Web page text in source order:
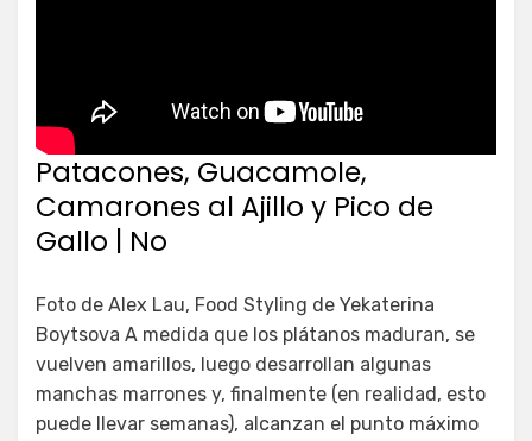
Patacones, Guacamole,
Camarones al Ajillo y Pico de
Gallo | No
Foto de Alex Lau, Food Styling de Yekaterina
Boytsova A medida que los plátanos maduran, se
vuelven amarillos, luego desarrollan algunas
manchas marrones y, finalmente (en realidad, esto
puede llevar semanas), alcanzan el punto máximo